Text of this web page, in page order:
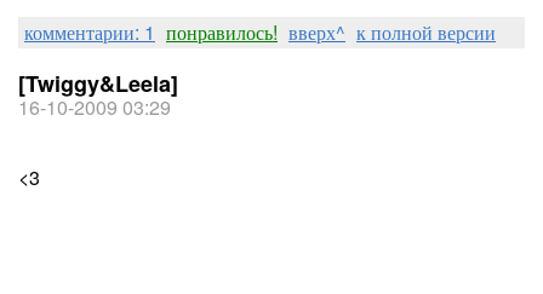
комментарии: 1 понравилось! вверх^ к полной версии
[Twiggy&Leela]
16-10-2009 03:29
<3